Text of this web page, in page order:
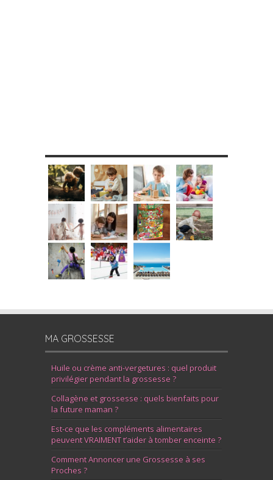
MA GROSSESSE
Huile ou crème anti-vergetures : quel produit
privilégier pendant la grossesse ?
Collagène et grossesse : quels bienfaits pour
la future maman ?
Est-ce que les compléments alimentaires
peuvent VRAIMENT t’aider à tomber enceinte ?
Comment Annoncer une Grossesse à ses
Proches ?